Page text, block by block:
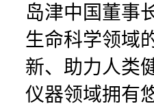
岛津中国董事
生命科学领域
新、助力人类
仪器领域拥有